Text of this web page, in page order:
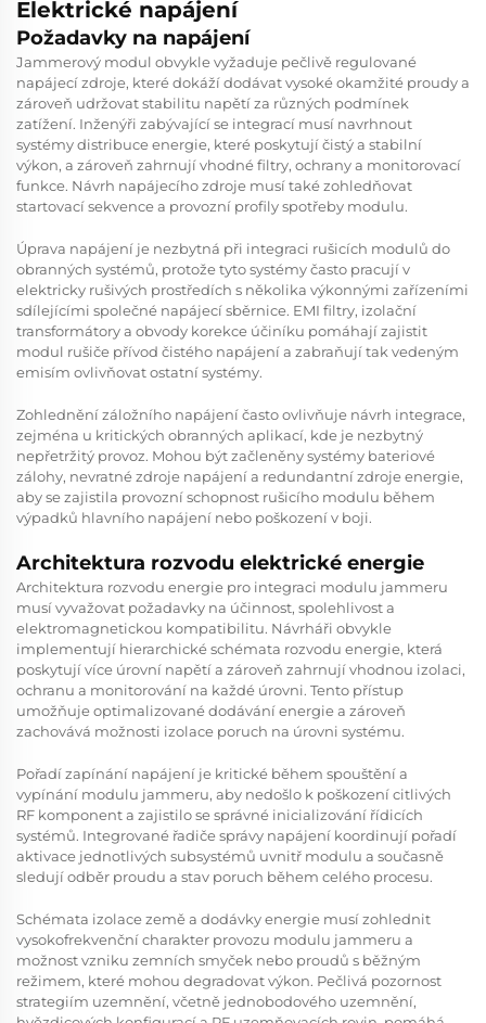
Elektrické napájení
Požadavky na napájení
Jammerový modul obvykle vyžaduje pečlivě regulované
napájecí zdroje, které dokáží dodávat vysoké okamžité proudy a
zároveň udržovat stabilitu napětí za různých podmínek
zatížení. Inženýři zabývající se integrací musí navrhnout
systémy distribuce energie, které poskytují čistý a stabilní
výkon, a zároveň zahrnují vhodné filtry, ochrany a monitorovací
funkce. Návrh napájecího zdroje musí také zohledňovat
startovací sekvence a provozní profily spotřeby modulu.
Úprava napájení je nezbytná při integraci rušicích modulů do
obranných systémů, protože tyto systémy často pracují v
elektricky rušivých prostředích s několika výkonnými zařízeními
sdílejícími společné napájecí sběrnice. EMI filtry, izolační
transformátory a obvody korekce účiníku pomáhají zajistit
modul rušiče přívod čistého napájení a zabraňují tak vedeným
emisím ovlivňovat ostatní systémy.
Zohlednění záložního napájení často ovlivňuje návrh integrace,
zejména u kritických obranných aplikací, kde je nezbytný
nepřetržitý provoz. Mohou být začleněny systémy bateriové
zálohy, nevratné zdroje napájení a redundantní zdroje energie,
aby se zajistila provozní schopnost rušicího modulu během
výpadků hlavního napájení nebo poškození v boji.
Architektura rozvodu elektrické energie
Architektura rozvodu energie pro integraci modulu jammeru
musí vyvažovat požadavky na účinnost, spolehlivost a
elektromagnetickou kompatibilitu. Návrháři obvykle
implementují hierarchické schémata rozvodu energie, která
poskytují více úrovní napětí a zároveň zahrnují vhodnou izolaci,
ochranu a monitorování na každé úrovni. Tento přístup
umožňuje optimalizované dodávání energie a zároveň
zachovává možnosti izolace poruch na úrovni systému.
Pořadí zapínání napájení je kritické během spouštění a
vypínání modulu jammeru, aby nedošlo k poškození citlivých
RF komponent a zajistilo se správné inicializování řídicích
systémů. Integrované řadiče správy napájení koordinují pořadí
aktivace jednotlivých subsystémů uvnitř modulu a současně
sledují odběr proudu a stav poruch během celého procesu.
Schémata izolace země a dodávky energie musí zohlednit
vysokofrekvenční charakter provozu modulu jammeru a
možnost vzniku zemních smyček nebo proudů s běžným
režimem, které mohou degradovat výkon. Pečlivá pozornost
strategiím uzemnění, včetně jednobodového uzemnění,